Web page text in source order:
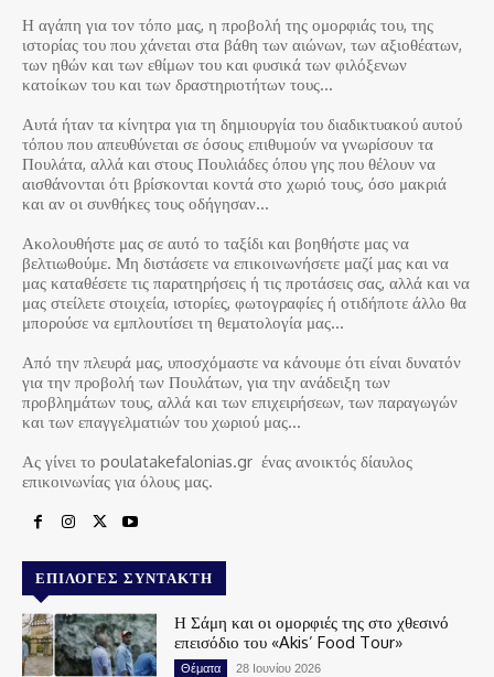
Η αγάπη για τον τόπο μας, η προβολή της ομορφιάς του, της
ιστορίας του που χάνεται στα βάθη των αιώνων, των αξιοθέατων,
των ηθών και των εθίμων του και φυσικά των φιλόξενων
κατοίκων του και των δραστηριοτήτων τους…
Αυτά ήταν τα κίνητρα για τη δημιουργία του διαδικτυακού αυτού
τόπου που απευθύνεται σε όσους επιθυμούν να γνωρίσουν τα
Πουλάτα, αλλά και στους Πουλιάδες όπου γης που θέλουν να
αισθάνονται ότι βρίσκονται κοντά στο χωριό τους, όσο μακριά
και αν οι συνθήκες τους οδήγησαν…
Ακολουθήστε μας σε αυτό το ταξίδι και βοηθήστε μας να
βελτιωθούμε. Μη διστάσετε να επικοινωνήσετε μαζί μας και να
μας καταθέσετε τις παρατηρήσεις ή τις προτάσεις σας, αλλά και να
μας στείλετε στοιχεία, ιστορίες, φωτογραφίες ή οτιδήποτε άλλο θα
μπορούσε να εμπλουτίσει τη θεματολογία μας…
Από την πλευρά μας, υποσχόμαστε να κάνουμε ότι είναι δυνατόν
για την προβολή των Πουλάτων, για την ανάδειξη των
προβλημάτων τους, αλλά και των επιχειρήσεων, των παραγωγών
και των επαγγελματιών του χωριού μας…
Ας γίνει το poulatakefalonias.gr ένας ανοικτός δίαυλος
επικοινωνίας για όλους μας.
ΕΠΙΛΟΓΈΣ ΣΥΝΤΆΚΤΗ
Η Σάμη και οι ομορφιές της στο χθεσινό
επεισόδιο του «Akis’ Food Tour»
Θέματα 28 Ιουνίου 2026